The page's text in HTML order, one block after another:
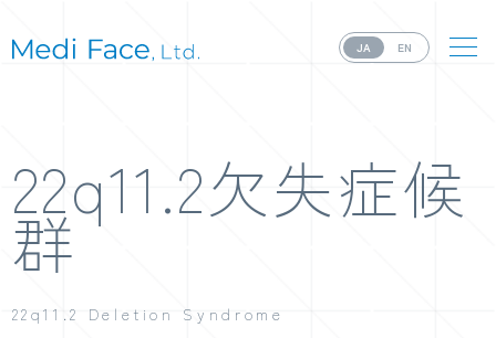
22q11.2欠失症候
群
22q11.2 Deletion Syndrome
JA EN